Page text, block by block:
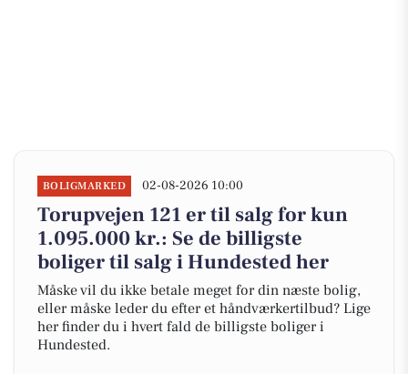
BOLIGMARKED 02-08-2026 10:00
Torupvejen 121 er til salg for kun
1.095.000 kr.: Se de billigste
boliger til salg i Hundested her
Måske vil du ikke betale meget for din næste bolig,
eller måske leder du efter et håndværkertilbud? Lige
her finder du i hvert fald de billigste boliger i
Hundested.